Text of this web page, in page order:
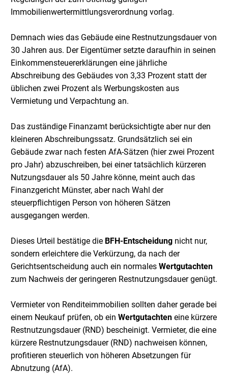
Immobilienwertermittlungsverordnung vorlag.
Demnach wies das Gebäude eine Restnutzungsdauer von
30 Jahren aus. Der Eigentümer setzte daraufhin in seinen
Einkommensteuererklärungen eine jährliche
Abschreibung des Gebäudes von 3,33 Prozent statt der
üblichen zwei Prozent als Werbungskosten aus
Vermietung und Verpachtung an.
Das zuständige Finanzamt berücksichtigte aber nur den
kleineren Abschreibungssatz. Grundsätzlich sei ein
Gebäude zwar nach festen AfA-Sätzen (hier zwei Prozent
pro Jahr) abzuschreiben, bei einer tatsächlich kürzeren
Nutzungsdauer als 50 Jahre könne, meint auch das
Finanzgericht Münster, aber nach Wahl der
steuerpflichtigen Person von höheren Sätzen
ausgegangen werden.
Dieses Urteil bestätige die BFH-Entscheidung nicht nur,
sondern erleichtere die Verkürzung, da nach der
Gerichtsentscheidung auch ein normales Wertgutachten
zum Nachweis der geringeren Restnutzungsdauer genügt.
Vermieter von Renditeimmobilien sollten daher gerade bei
einem Neukauf prüfen, ob ein Wertgutachten eine kürzere
Restnutzungsdauer (RND) bescheinigt. Vermieter, die eine
kürzere Restnutzungsdauer (RND) nachweisen können,
profitieren steuerlich von höheren Absetzungen für
Abnutzung (AfA).